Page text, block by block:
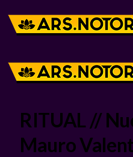
RITUAL //
Mauro